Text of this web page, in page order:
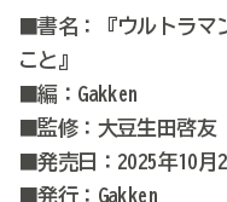
■書名：『ウルトラ
こと』
■編：Gakken
■監修：大豆生田啓友
■発売日：2025年10月
■発行：Gakken